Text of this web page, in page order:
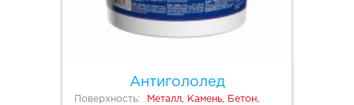
Антигололед
Поверхность:
Металл, Камень, Бетон,